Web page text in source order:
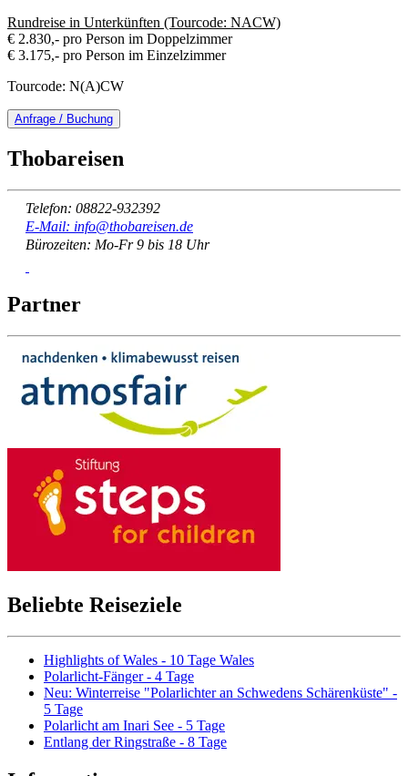
Rundreise in Unterkünften (Tourcode: NACW)
€ 2.830,- pro Person im Doppelzimmer
€ 3.175,- pro Person im Einzelzimmer
Tourcode: N(A)CW
Anfrage / Buchung
Thobareisen
Telefon: 08822-932392
E-Mail: info@thobareisen.de
Bürozeiten: Mo-Fr 9 bis 18 Uhr
Partner
Beliebte Reiseziele
Highlights of Wales - 10 Tage Wales
Polarlicht-Fänger - 4 Tage
Neu: Winterreise "Polarlichter an Schwedens Schärenküste" -
5 Tage
Polarlicht am Inari See - 5 Tage
Entlang der Ringstraße - 8 Tage